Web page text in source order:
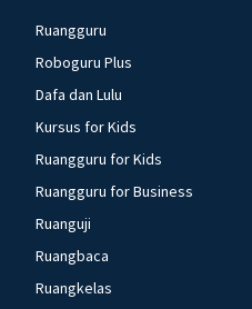
Ruangguru
Roboguru Plus
Dafa dan Lulu
Kursus for Kids
Ruangguru for Kids
Ruangguru for Business
Ruanguji
Ruangbaca
Ruangkelas